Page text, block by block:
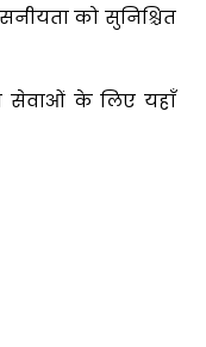
को सुनिश्चित
सेवाओं के लिए यहाँ